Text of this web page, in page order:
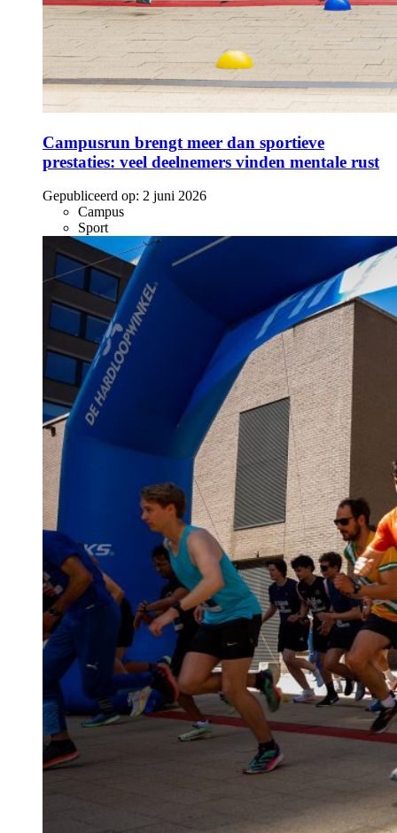
Campusrun brengt meer dan sportieve
prestaties: veel deelnemers vinden mentale rust
Gepubliceerd op: 2 juni 2026
Campus
Sport